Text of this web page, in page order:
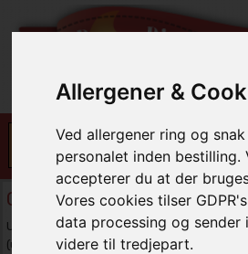
Allergener &
Ved allergener ring og
personalet inden bestilling.
accepterer du at der
Vores cookies tilser
data processing og sender
videre til tredjepart.
Gensend adgangskode
Udfyld mail adressen og klik på send.
(uønket mails).